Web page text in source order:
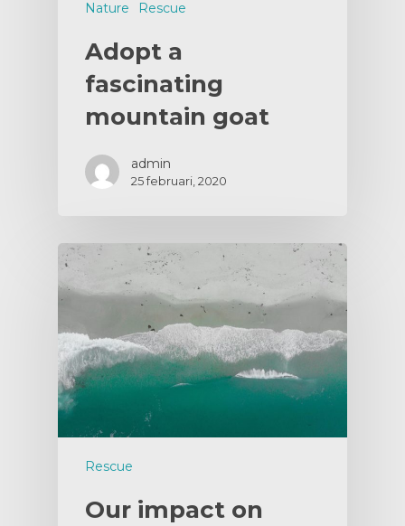
Nature Rescue
Adopt a
fascinating
mountain goat
admin
25 februari, 2020
Rescue
Our impact on